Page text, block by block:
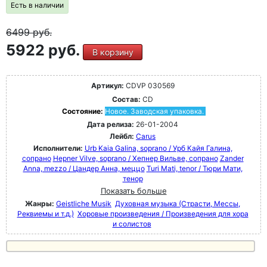
Есть в наличии
6499руб.
5922 руб. В корзину
Артикул: CDVP 030569
Состав: CD
Состояние: Новое. Заводская упаковка.
Дата релиза: 26-01-2004
Лейбл: Carus
Исполнители: Urb Kaia Galina, soprano / Урб Кайя Галина,
сопрано Hepner Vilve, soprano / Хепнер Вильве, сопрано Zander
Anna, mezzo / Цандер Анна, меццо Turi Mati, tenor / Тюри Мати,
тенор
Показать больше
Жанры: Geistliche Musik Духовная музыка (Страсти, Мессы,
Реквиемы и т.д.) Хоровые произведения / Произведения для хора
и солистов